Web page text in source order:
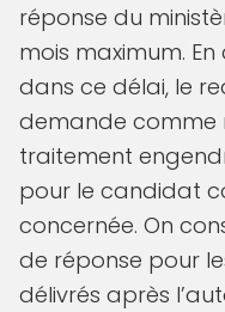
réponse du
mois maximum.
dans ce délai, le
demande comme
traitement
pour le candidat
concernée. On
de réponse pour
délivrés après